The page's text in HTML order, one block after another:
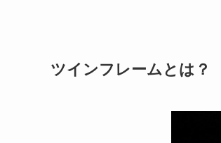
ツインフレームとは？